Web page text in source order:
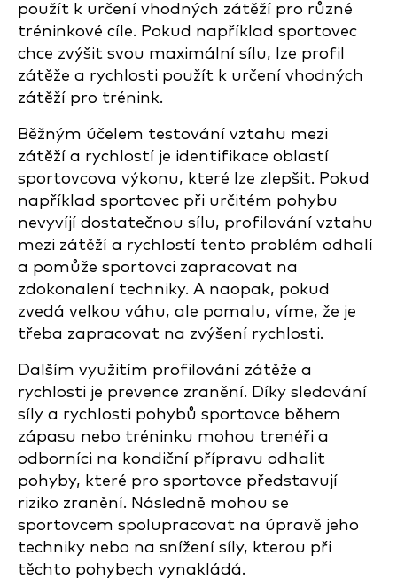
použít k určení vhodných zátěží pro různé
tréninkové cíle. Pokud například sportovec
chce zvýšit svou maximální sílu, lze profil
zátěže a rychlosti použít k určení vhodných
zátěží pro trénink.
Běžným účelem testování vztahu mezi
zátěží a rychlostí je identifikace oblastí
sportovcova výkonu, které lze zlepšit. Pokud
například sportovec při určitém pohybu
nevyvíjí dostatečnou sílu, profilování vztahu
mezi zátěží a rychlostí tento problém odhalí
a pomůže sportovci zapracovat na
zdokonalení techniky. A naopak, pokud
zvedá velkou váhu, ale pomalu, víme, že je
třeba zapracovat na zvýšení rychlosti.
Dalším využitím profilování zátěže a
rychlosti je prevence zranění. Díky sledování
síly a rychlosti pohybů sportovce během
zápasu nebo tréninku mohou trenéři a
odborníci na kondiční přípravu odhalit
pohyby, které pro sportovce představují
riziko zranění. Následně mohou se
sportovcem spolupracovat na úpravě jeho
techniky nebo na snížení síly, kterou při
těchto pohybech vynakládá.